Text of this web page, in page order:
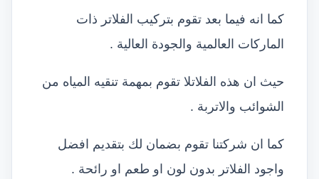
كما انه فيما بعد تقوم بتركيب الفلاتر ذات
الماركات العالمية والجودة العالية .
حيث ان هذه الفلاتلا تقوم بمهمة تنقيه المياه من
الشوائب والاتربة .
كما ان شركتنا تقوم بضمان لك بتقديم افضل
واجود الفلاتر بدون لون او طعم او رائحة .